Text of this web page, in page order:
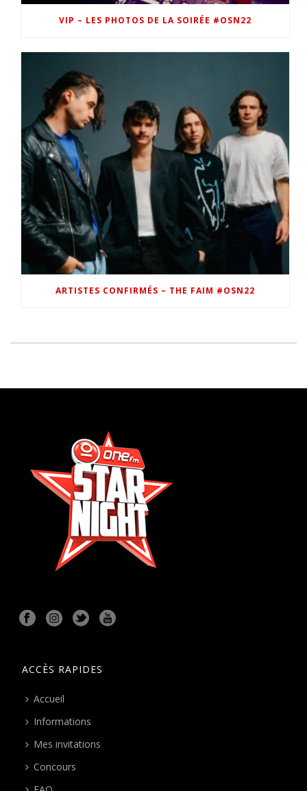
VIP – LES PHOTOS DE LA SOIRÉE #OSN22
ARTISTES CONFIRMÉS – THE FAIM #OSN22
ACCÈS RAPIDES
Accueil
Informations
Mes invitations
Concours